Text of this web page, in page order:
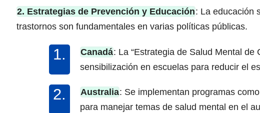
2. Estrategias de Prevención y Educación: La educación
trastornos son fundamentales en varias políticas públicas.
Canadá: La “Estrategia de Salud Mental de
sensibilización en escuelas para reducir el
Australia: Se implementan programas
para manejar temas de salud mental en el